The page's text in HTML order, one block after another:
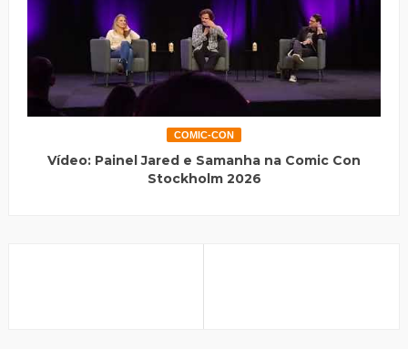
COMIC-CON
Vídeo: Painel Jared e Samanha na Comic Con
Stockholm 2026